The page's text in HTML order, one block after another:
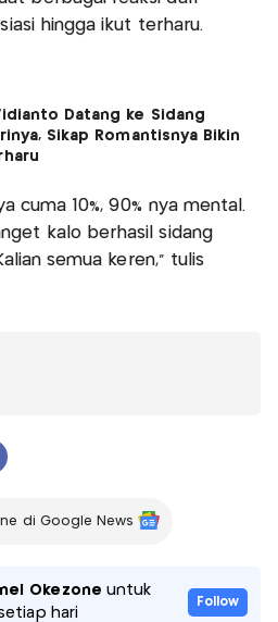
hingga ikut terharu.
Datang ke Sidang
Sikap Romantisnya Bikin
cuma 10%, 90% nya mental.
kalo berhasil sidang
semua keren," tulis
di Google News
Okezone untuk
hari
Follow